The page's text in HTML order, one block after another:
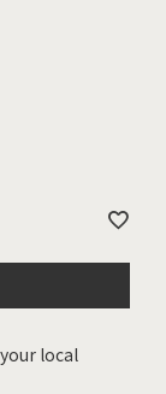
local